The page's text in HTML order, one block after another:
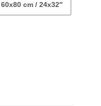
60x80 cm / 24x32″